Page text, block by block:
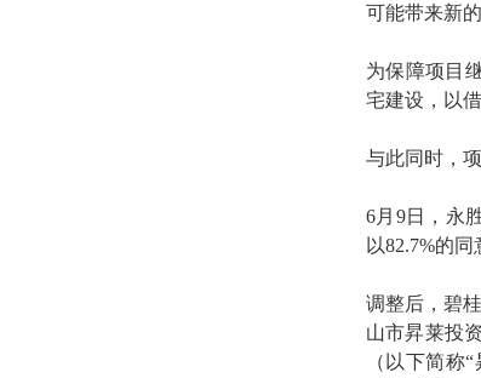
可能带来新的
为保障项目
宅建设，以
与此同时，
6月9日，永
以82.7%的同
调整后，碧
山市昇莱投
（以下简称